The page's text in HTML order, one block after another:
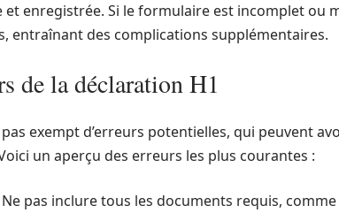
et enregistrée. Si le formulaire est incomplet ou
entraînant des complications supplémentaires.
de la déclaration H1
exempt d’erreurs potentielles, qui peuvent
un aperçu des erreurs les plus courantes :
Ne pas inclure tous les documents requis, comme